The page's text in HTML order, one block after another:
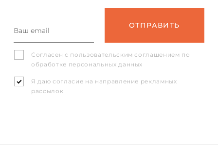
Согласен с пользовательским соглашением по
обработке персональных данных
Я даю согласие на направление рекламных
рассылок